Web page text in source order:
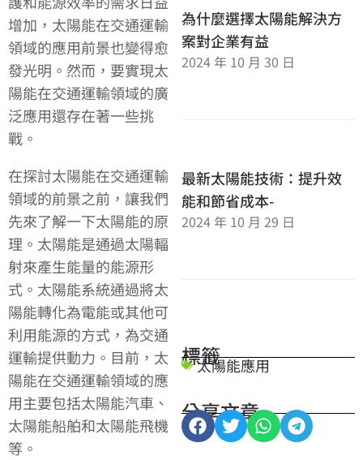
增加，太陽能在交通運輸
領域的應用前景也變得愈
發光明。然而，要實現太
陽能在交通運輸領域的廣
泛應用還存在著一些挑
戰。
在探討太陽能在交通運輸
領域的前景之前，讓我們
先來了解一下太陽能的原
理。太陽能是通過太陽輻
射來產生能量的能源形
式。太陽能系統通過將太
陽能轉化為電能或其他可
利用能源的方式，為交通
運輸提供動力。目前，太
陽能在交通運輸領域的應
用主要包括太陽能汽車、
太陽能船舶和太陽能飛機
等。
為什麼選擇太陽能解決方
案對企業有益
2024 年 10 月 30 日
最新太陽能技術：提升效
能和節省成本-
2024 年 10 月 29 日
標籤
太陽能應用
分享文章